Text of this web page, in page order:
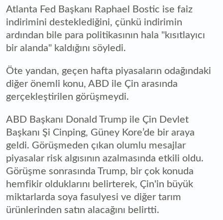
Atlanta Fed Başkanı Raphael Bostic ise faiz
indirimini desteklediğini, çünkü indirimin
ardından bile para politikasının hala "kısıtlayıcı
bir alanda" kaldığını söyledi.
Öte yandan, geçen hafta piyasaların odağındaki
diğer önemli konu, ABD ile Çin arasında
gerçekleştirilen görüşmeydi.
ABD Başkanı Donald Trump ile Çin Devlet
Başkanı Şi Cinping, Güney Kore’de bir araya
geldi. Görüşmeden çıkan olumlu mesajlar
piyasalar risk algısının azalmasında etkili oldu.
Görüşme sonrasında Trump, bir çok konuda
hemfikir olduklarını belirterek, Çin'in büyük
miktarlarda soya fasulyesi ve diğer tarım
ürünlerinden satın alacağını belirtti.